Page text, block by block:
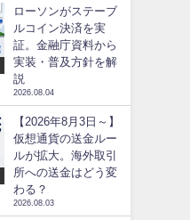
ローソンがステーブ
ルコイン決済を実
証。金融庁資料から
実装・普及方針を解
説
2026.08.04
【2026年8月3日～】
仮想通貨の送金ルー
ルが拡大。海外取引
所への送金はどう変
わる？
2026.08.03